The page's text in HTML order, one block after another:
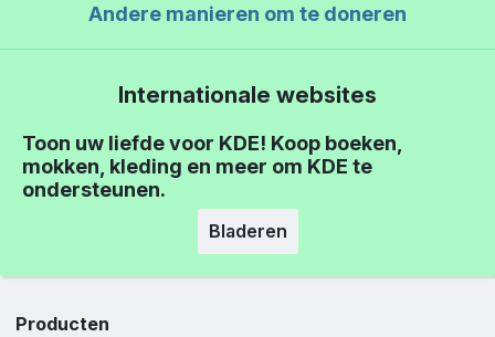
Andere manieren om te doneren
Internationale websites
Toon uw liefde voor KDE! Koop boeken,
mokken, kleding en meer om KDE te
ondersteunen.
Bladeren
Producten